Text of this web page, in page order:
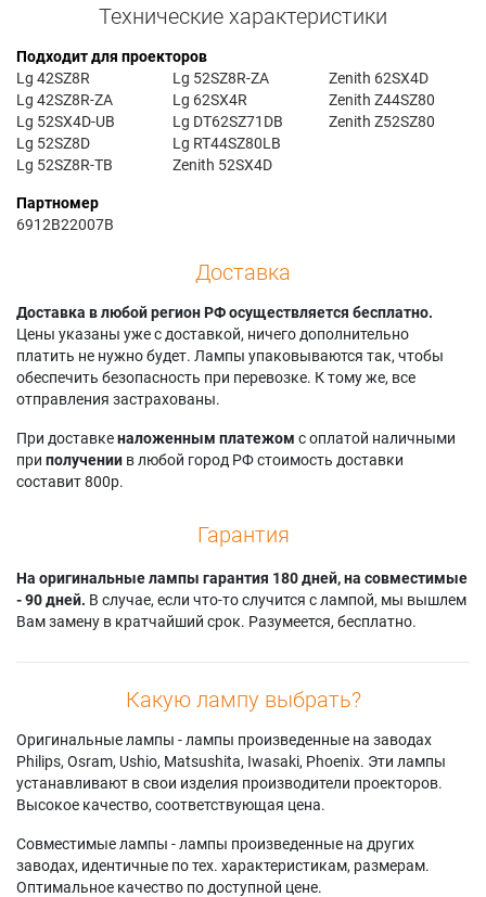
Технические характеристики
Подходит для проекторов
Lg 42SZ8R
Lg 42SZ8R-ZA
Lg 52SX4D-UB
Lg 52SZ8D
Lg 52SZ8R-TB
Lg 52SZ8R-ZA
Lg 62SX4R
Lg DT62SZ71DB
Lg RT44SZ80LB
Zenith 52SX4D
Zenith 62SX4D
Zenith Z44SZ80
Zenith Z52SZ80
Партномер
6912B22007B
Доставка
Доставка в любой регион РФ осуществляется бесплатно.
Цены указаны уже с доставкой, ничего дополнительно
платить не нужно будет. Лампы упаковываются так, чтобы
обеспечить безопасность при перевозке. К тому же, все
отправления застрахованы.
При доставкеналоженным платежом с оплатой наличными
при получении в любой город РФ стоимость доставки
составит 800р.
Гарантия
На оригинальные лампы гарантия 180 дней, на совместимые
- 90 дней. В случае, если что-то случится с лампой, мы вышлем
Вам замену в кратчайший срок. Разумеется, бесплатно.
Какую лампу выбрать?
Оригинальные лампы - лампы произведенные на заводах
Philips, Osram, Ushio, Matsushita, Iwasaki, Phoenix. Эти лампы
устанавливают в свои изделия производители проекторов.
Высокое качество, соответствующая цена.
Совместимые лампы - лампы произведенные на других
заводах, идентичные по тех. характеристикам, размерам.
Оптимальное качество по доступной цене.